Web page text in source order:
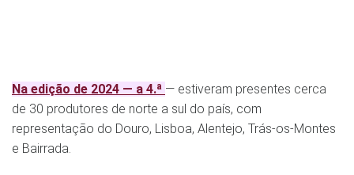
Na edição de 2024 — a 4.ª — estiveram presentes cerca
de 30 produtores de norte a sul do país, com
representação do Douro, Lisboa, Alentejo, Trás-os-Montes
e Bairrada.